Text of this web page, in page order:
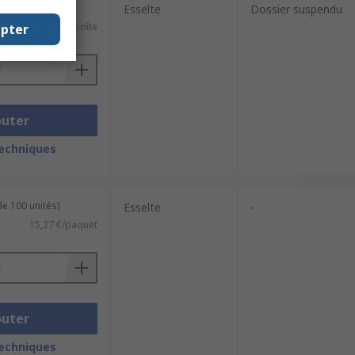
76,10 €/boîte
Esselte Dossier suspendu
100 unités)
15,27 €/paquet
Esselte -